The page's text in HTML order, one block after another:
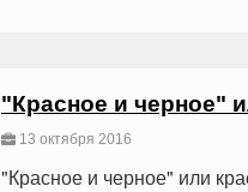
"Красное и черное"
13 октября 2016
"Красное и черное" или